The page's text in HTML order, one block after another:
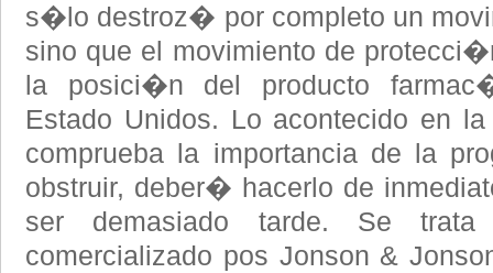
s�lo destroz� por completo un
sino que el movimiento de
la posici�n del producto
Estado Unidos. Lo acontecido en
comprueba la importancia de la
obstruir, deber� hacerlo de
ser demasiado tarde. Se
comercializado pos Jonson &